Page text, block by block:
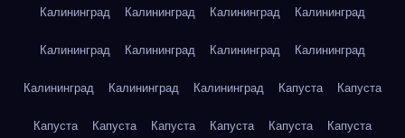
Калининград Калининград Калининград Калининград
Калининград Калининград Калининград Калининград
Калининград Калининград Калининград Капуста Капуста
Капуста Капуста Капуста Капуста Капуста Капуста